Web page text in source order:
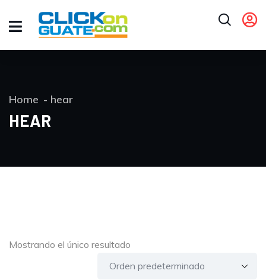
Home hear
HEAR
Mostrando el único resultado